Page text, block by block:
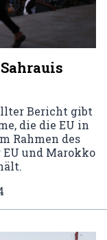
Bericht gibt
die die EU in
Rahmen des
und Marokko